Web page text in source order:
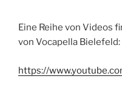
Eine Reihe von Videos
von Vocapella Bielefeld:
https://